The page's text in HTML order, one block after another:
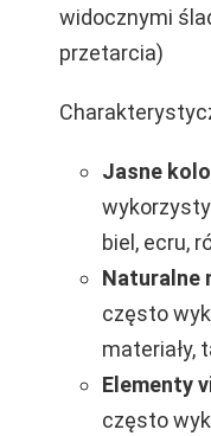
widocznymi
przetarcia)
Jasne
biel, ecru,
Naturalne
często
materiały,
Elementy
często